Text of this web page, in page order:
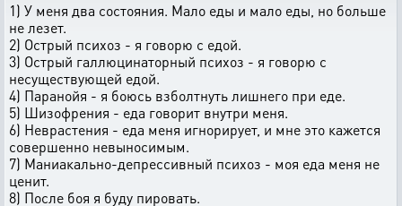
1) У меня два состояния. Мало еды и мало еды, но больше
не лезет.
2) Острый психоз - я говорю с едой.
3) Острый галлюцинаторный психоз - я говорю с
несуществующей едой.
4) Паранойя - я боюсь взболтнуть лишнего при еде.
5) Шизофрения - еда говорит внутри меня.
6) Неврастения - еда меня игнорирует, и мне это кажется
совершенно невыносимым.
7) Маниакально-депрессивный психоз - моя еда меня не
ценит.
8) После боя я буду пировать.